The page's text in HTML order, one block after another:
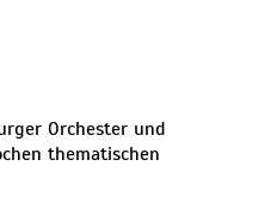
Orchester und
thematischen